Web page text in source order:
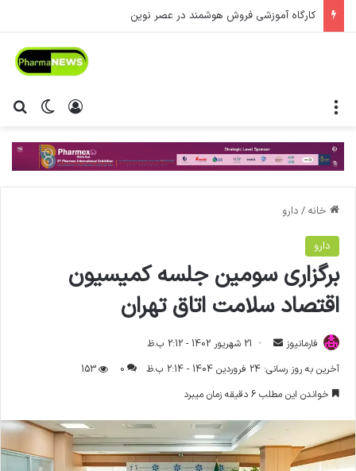
کارگاه آموزشی فروش هوشمند در عصر نوین
تغییر ورود
خانه / دارو
دارو
برگزاری سومین جلسه کمیسیون
اقتصاد سلامت اتاق تهران
فارمانیوز
ا
ل
21 شهریور 1402 - 2:12 ب.ظ
آخرین به روز رسانی: 24 فروردین 1404 - 2:14 ب.ظ
0
153
خواندن این مطلب 6 دقیقه زمان میبرد